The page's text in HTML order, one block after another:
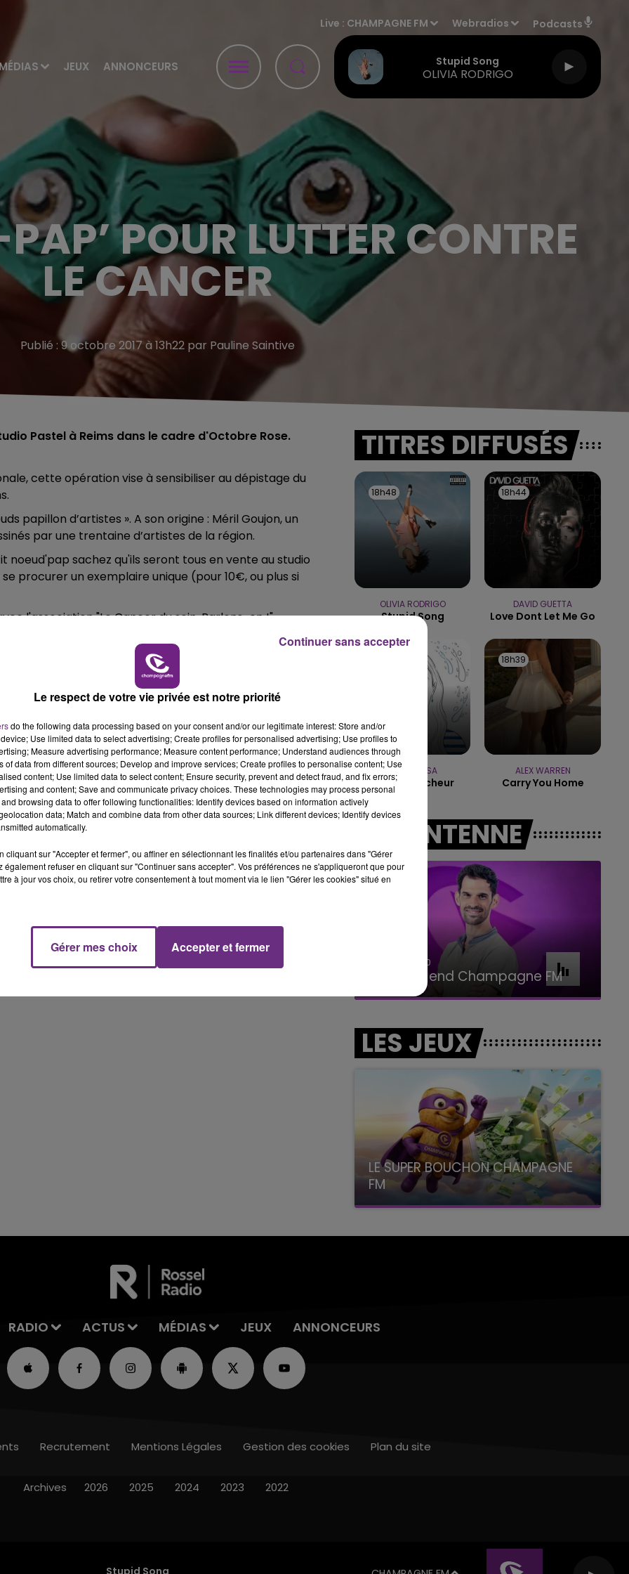
MÉDIAS JEUX ANNONCEURS
Live : CHAMPAGNE FM Webradios Podcasts
Stupid Song
OLIVIA RODRIGO
11h00 - 16h00
LE WEEK-END CHAMPAGNE FM
POUR LUTTER CONTRE
LE CANCER
Publié : 9 octobre 2017 à 13h22 par Pauline Saintive
Pastel à Reims dans le cadre d'Octobre Rose.
cette opération vise à sensibiliser au dépistage du
papillon d’artistes ». A son origine : Méril Goujon, un
par une trentaine d’artistes de la région.
noeud'pap sachez qu'ils seront tous en vente au studio
procurer un exemplaire unique (pour 10€, ou plus si
l'association "Le Cancer du sein, Parlons-en !".
- 6 RUE DE L'ECU, 51100 REIMS / Infos :
LE MAGASIN JOUÉCLUB DE REIMS FERME
SES PORTES
C'était l'une des institutions du centre-ville
TITRES DIFFUSÉS
18h48
18h48
OLIVIA RODRIGO
Stupid Song
18h44
18h44
DAVID GUETTA
Love Dont Let Me Go
MANON LISA
Le Petit Pecheur
18h39
18h39
ALEX WARREN
Carry You Home
A L'ANTENNE
16h00 - 20h00
Le Week-end Champagne FM
LES JEUX
LE SUPER BOUCHON CHAMPAGNE
FM
avec La Famille Champagne FM, à 8H10
RADIO ACTUS MÉDIAS JEUX ANNONCEURS
Stupid Song
Recrutement Mentions Légales Gestion des cookies Plan du site
Archives 2026 2025 2024 2023 2022
Le respect de votre vie privée est notre priorité
do the following data processing based on your consent and/or our legitimate interest: Store and/or
Use limited data to select advertising; Create profiles for personalised advertising; Use profiles to
Measure advertising performance; Measure content performance; Understand audiences through
of data from different sources; Develop and improve services; Create profiles to personalise content; Use
content; Use limited data to select content; Ensure security, prevent and detect fraud, and fix errors;
and content; Save and communicate privacy choices. These technologies may process personal
browsing data to offer following functionalities: Identify devices based on information actively
data; Match and combine data from other data sources; Link different devices; Identify devices
automatically.
cliquant sur "Accepter et fermer", ou affiner en sélectionnant les finalités et/ou partenaires dans "Gérer
également refuser en cliquant sur "Continuer sans accepter". Vos préférences ne s'appliqueront que pour
à jour vos choix, ou retirer votre consentement à tout moment via le lien "Gérer les cookies" situé en
Gérer mes choix Accepter et fermer
Continuer sans accepter